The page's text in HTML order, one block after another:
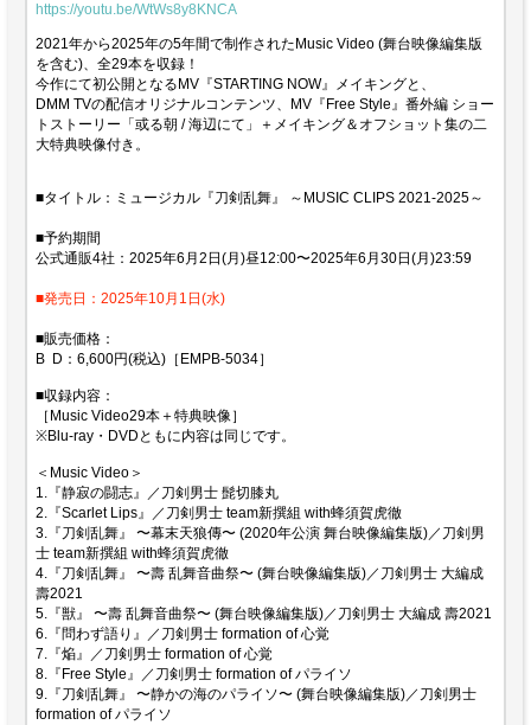
https://youtu.be/WtWs8y8KNCA
2021年から2025年の5年間で制作されたMusic Video (舞台映像編集版
を含む)、全29本を収録！
今作にて初公開となるMV『STARTING NOW』メイキングと、
DMM TVの配信オリジナルコンテンツ、MV『Free Style』番外編 ショー
トストーリー「或る朝 / 海辺にて」＋メイキング＆オフショット集の二
大特典映像付き。
■タイトル：ミュージカル『刀剣乱舞』 ～MUSIC CLIPS 2021-2025～
■予約期間
公式通販4社：2025年6月2日(月)昼12:00〜2025年6月30日(月)23:59
■発売日：2025年10月1日(水)
■販売価格：
B D：6,600円(税込)［EMPB-5034］
■収録内容：
［Music Video29本＋特典映像］
※Blu-ray・DVDともに内容は同じです。
＜Music Video＞
1.『静寂の闘志』／刀剣男士 髭切膝丸
2.『Scarlet Lips』／刀剣男士 team新撰組 with蜂須賀虎徹
3.『刀剣乱舞』 〜幕末天狼傳〜 (2020年公演 舞台映像編集版)／刀剣男
士 team新撰組 with蜂須賀虎徹
4.『刀剣乱舞』 〜壽 乱舞音曲祭〜 (舞台映像編集版)／刀剣男士 大編成
壽2021
5.『獣』 〜壽 乱舞音曲祭〜 (舞台映像編集版)／刀剣男士 大編成 壽2021
6.『問わず語り』／刀剣男士 formation of 心覚
7.『焔』／刀剣男士 formation of 心覚
8.『Free Style』／刀剣男士 formation of パライソ
9.『刀剣乱舞』 〜静かの海のパライソ〜 (舞台映像編集版)／刀剣男士
formation of パライソ